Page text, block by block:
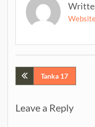
PostTanka 17
Leave a Reply